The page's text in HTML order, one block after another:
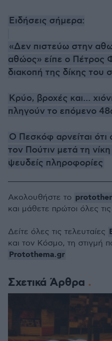
Ειδήσεις σήμερα:
«Δεν πιστεύω στην
αθώος» είπε ο Πέτρος
διακοπή της δίκης του
Κρύο, βροχές και...
πληγούν το επόμενο
Ο Πεσκόφ αρνείται
τον Πούτιν μετά τη νίκη
ψευδείς πληροφορίες
Σχετικά Άρθρα
Ακολουθήστε το
και μάθετε πρώτοι όλες τις
Δείτε όλες τις τελευταίες
και τον Κόσμο, τη στιγμή
Protothema.gr